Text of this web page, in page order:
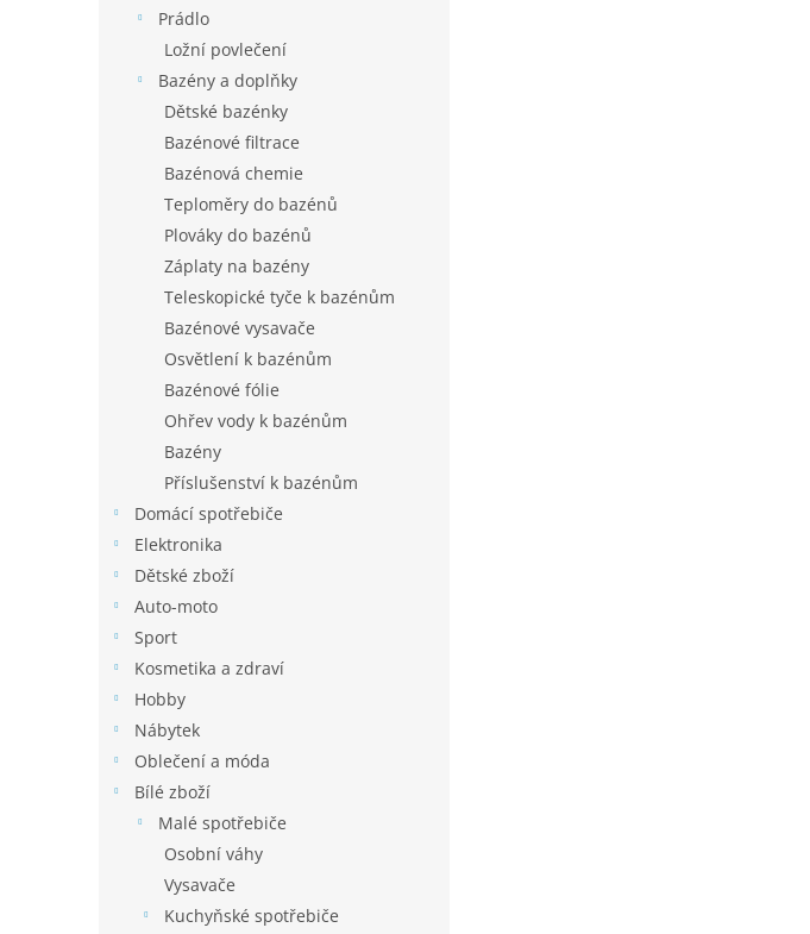
Prádlo
Ložní povlečení
Bazény a doplňky
Dětské bazénky
Bazénové filtrace
Bazénová chemie
Teploměry do bazénů
Plováky do bazénů
Záplaty na bazény
Teleskopické tyče k bazénům
Bazénové vysavače
Osvětlení k bazénům
Bazénové fólie
Ohřev vody k bazénům
Bazény
Příslušenství k bazénům
Domácí spotřebiče
Elektronika
Dětské zboží
Auto-moto
Sport
Kosmetika a zdraví
Hobby
Nábytek
Oblečení a móda
Bílé zboží
Malé spotřebiče
Osobní váhy
Vysavače
Kuchyňské spotřebiče